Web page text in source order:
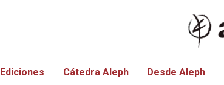
Ediciones Cátedra Aleph Desde Aleph